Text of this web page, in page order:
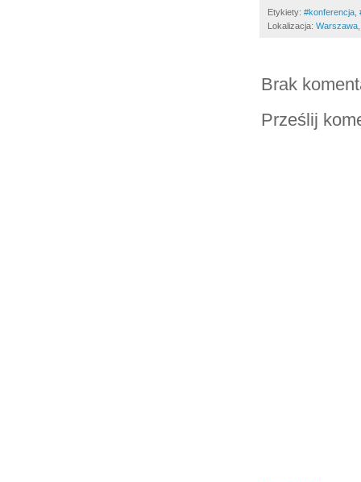
Etykiety: #konferencja,
Lokalizacja:
Brak
Prześlij